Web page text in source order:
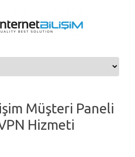
Müşteri Paneli
Hizmeti